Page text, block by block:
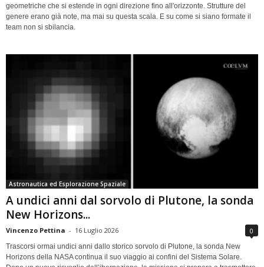
geometriche che si estende in ogni direzione fino all'orizzonte. Strutture del
genere erano già note, ma mai su questa scala. E su come si siano formate il
team non si sbilancia.
Astronautica ed Esplorazione Spaziale
A undici anni dal sorvolo di Plutone, la sonda
New Horizons...
Vincenzo Pettina - 16 Luglio 2026 0
Trascorsi ormai undici anni dallo storico sorvolo di Plutone, la sonda New
Horizons della NASA continua il suo viaggio ai confini del Sistema Solare.